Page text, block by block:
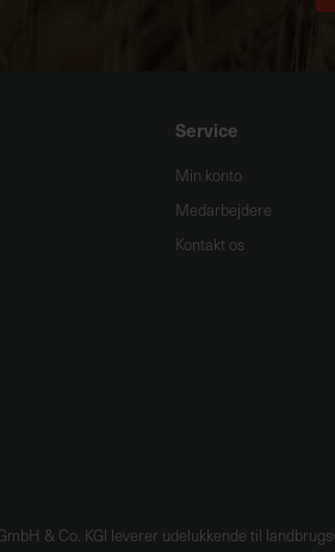
Service
Min konto
Medarbejdere
Kontakt os
& Co. KGl leverer udelukkende til